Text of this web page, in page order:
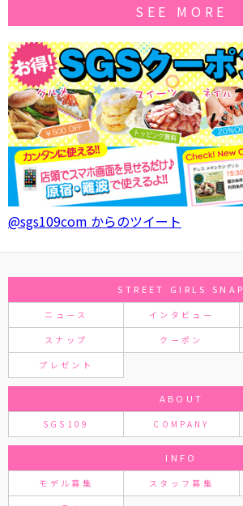
SEE MORE
@sgs109com からのツイート
STREET GIRLS SNAP
ニュース インタビュー
スナップ クーポン
プレゼント
ABOUT
SGS109 COMPANY
INFO
モデル募集 スタッフ募集